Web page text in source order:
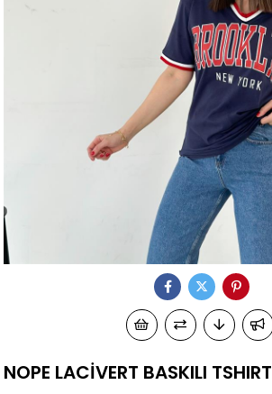
NOPE LACİVERT BASKILI TSHIRT